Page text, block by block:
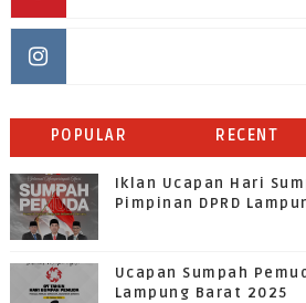
POPULAR RECENT
Iklan Ucapan Hari
Pimpinan DPRD
Ucapan Sumpah
Lampung Barat 2025